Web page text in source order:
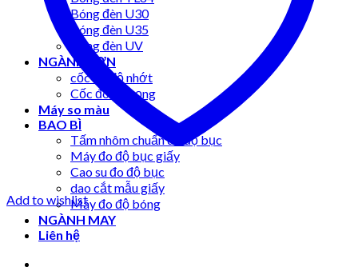
Bóng đèn U30
Bóng đèn U35
Bóng đèn UV
NGÀNH SƠN
cốc đo độ nhớt
Cốc đo tỷ trọng
Máy so màu
BAO BÌ
Tấm nhôm chuẩn đo độ bục
Máy đo độ bục giấy
Cao su đo độ bục
dao cắt mẫu giấy
Máy đo độ bóng
NGÀNH MAY
Liên hệ
Add to wishlist